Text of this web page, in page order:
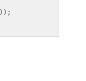
));